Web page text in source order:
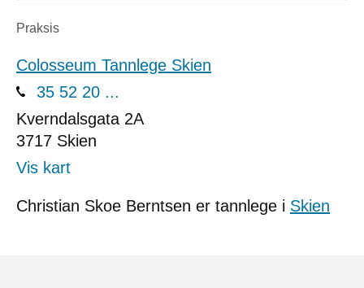
Praksis
Colosseum Tannlege Skien
35 52 20 ...
Kverndalsgata 2A
3717 Skien
Vis kart
Christian Skoe Berntsen er tannlege i Skien